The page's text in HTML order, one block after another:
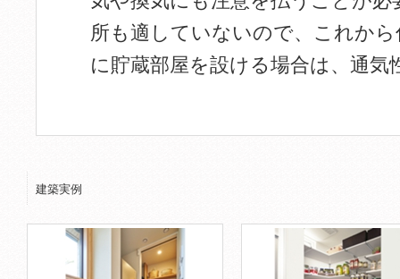
所も適していないので、これか
に貯蔵部屋を設ける場合は、通
建築実例